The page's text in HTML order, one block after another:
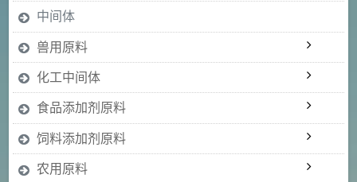
中间体
兽用原料
化工中间体
食品添加剂原料
饲料添加剂原料
农用原料